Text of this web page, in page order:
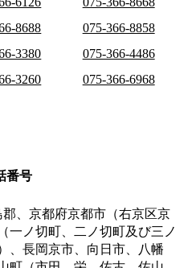
8688
075-366-8858
3380
075-366-4486
3260
075-366-6968
番号
郡、京都府京都市（右京区京
一ノ切町、二ノ切町及び三ノ
、長岡京市、向日市、八幡